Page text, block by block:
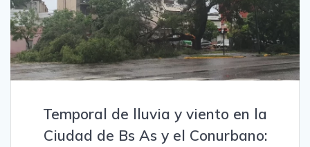
Temporal de lluvia y viento en la
Ciudad de Bs As y el Conurbano: